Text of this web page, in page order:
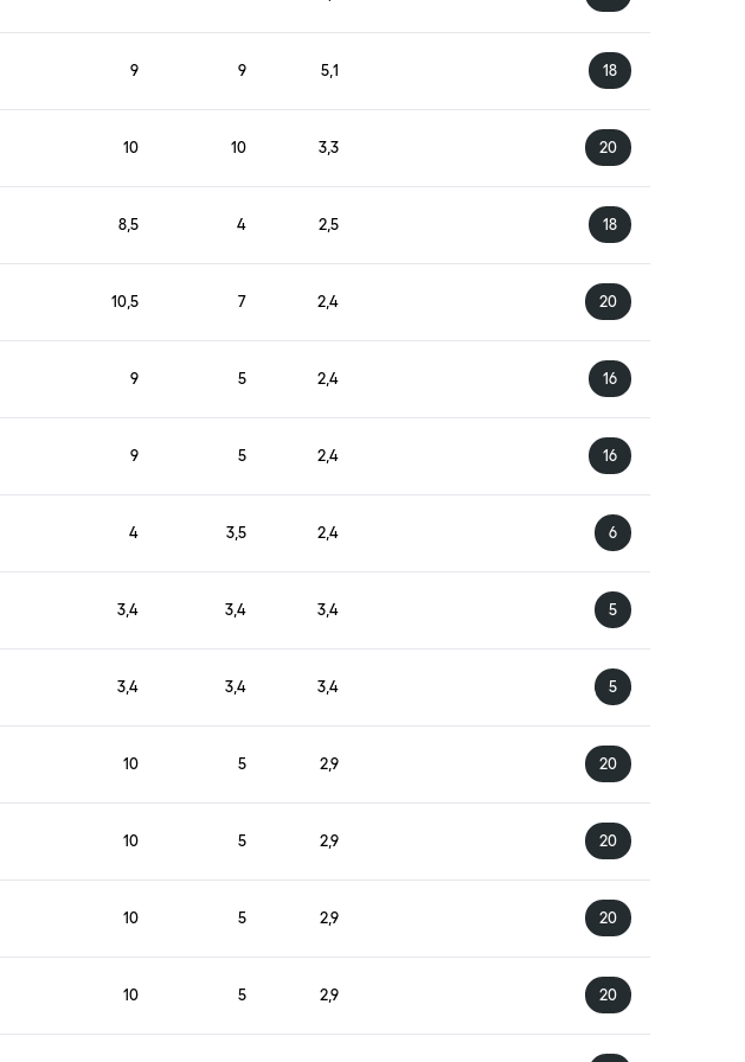
9 9 5,1 18
10 10 3,3 20
8,5 4 2,5 18
10,5 7 2,4 20
9 5 2,4 16
9 5 2,4 16
4 3,5 2,4 6
3,4 3,4 3,4 5
3,4 3,4 3,4 5
10 5 2,9 20
10 5 2,9 20
10 5 2,9 20
10 5 2,9 20